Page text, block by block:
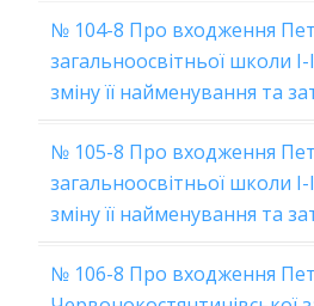
№ 104-8 Про входження
загальноосвітньої школи І-
зміну її найменування та
№ 105-8 Про входження
загальноосвітньої школи І-
зміну її найменування та
№ 106-8 Про входження